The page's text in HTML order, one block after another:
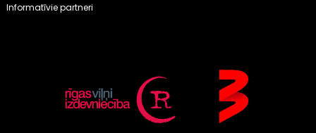
Informatīvie partneri